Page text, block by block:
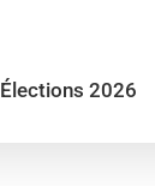
Élections 2026